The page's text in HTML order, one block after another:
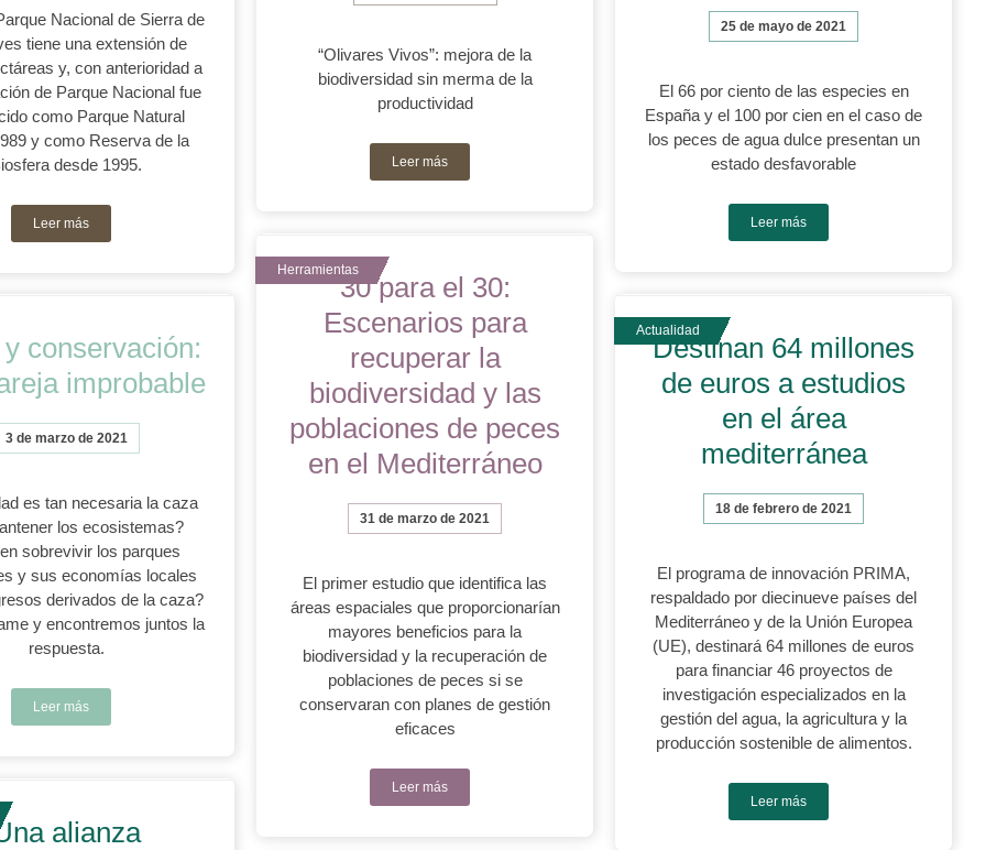
Nacional de Sierra de
tiene una extensión de
y, con anterioridad a
de Parque Nacional fue
como Parque Natural
y como Reserva de la
desde 1995.
Leer más
“Olivares Vivos”: mejora de la
biodiversidad sin merma de la
productividad
Leer más
25 de mayo de 2021
El 66 por ciento de las especies en
España y el 100 por cien en el caso de
los peces de agua dulce presentan un
estado desfavorable
Leer más
30 para el 30:
Escenarios para
recuperar la
biodiversidad y las
poblaciones de peces
en el Mediterráneo
31 de marzo de 2021
El primer estudio que identifica las
áreas espaciales que proporcionarían
mayores beneficios para la
biodiversidad y la recuperación de
poblaciones de peces si se
conservaran con planes de gestión
eficaces
Leer más
conservación:
improbable
3 de marzo de 2021
es tan necesaria la caza
los ecosistemas?
sobrevivir los parques
y sus economías locales
derivados de la caza?
y encontremos juntos la
respuesta.
Leer más
Destinan 64 millones
de euros a estudios
en el área
mediterránea
18 de febrero de 2021
El programa de innovación PRIMA,
respaldado por diecinueve países del
Mediterráneo y de la Unión Europea
(UE), destinará 64 millones de euros
para financiar 46 proyectos de
investigación especializados en la
gestión del agua, la agricultura y la
producción sostenible de alimentos.
Leer más
alianza